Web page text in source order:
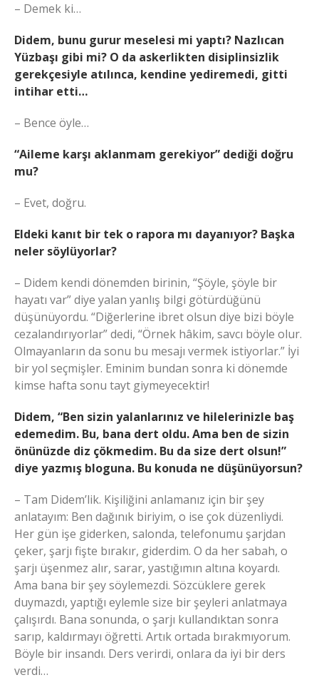
– Demek ki…
Didem, bunu gurur meselesi mi yaptı? Nazlıcan
Yüzbaşı gibi mi? O da askerlikten disiplinsizlik
gerekçesiyle atılınca, kendine yediremedi, gitti
intihar etti…
– Bence öyle…
“Aileme karşı aklanmam gerekiyor” dediği doğru
mu?
– Evet, doğru.
Eldeki kanıt bir tek o rapora mı dayanıyor? Başka
neler söylüyorlar?
– Didem kendi dönemden birinin, “Şöyle, şöyle bir
hayatı var” diye yalan yanlış bilgi götürdüğünü
düşünüyordu. “Diğerlerine ibret olsun diye bizi böyle
cezalandırıyorlar” dedi, “Örnek hâkim, savcı böyle olur.
Olmayanların da sonu bu mesajı vermek istiyorlar.” İyi
bir yol seçmişler. Eminim bundan sonra ki dönemde
kimse hafta sonu tayt giymeyecektir!
Didem, “Ben sizin yalanlarınız ve hilelerinizle baş
edemedim. Bu, bana dert oldu. Ama ben de sizin
önünüzde diz çökmedim. Bu da size dert olsun!”
diye yazmış bloguna. Bu konuda ne düşünüyorsun?
– Tam Didem’lik. Kişiliğini anlamanız için bir şey
anlatayım: Ben dağınık biriyim, o ise çok düzenliydi.
Her gün işe giderken, salonda, telefonumu şarjdan
çeker, şarjı fişte bırakır, giderdim. O da her sabah, o
şarjı üşenmez alır, sarar, yastığımın altına koyardı.
Ama bana bir şey söylemezdi. Sözcüklere gerek
duymazdı, yaptığı eylemle size bir şeyleri anlatmaya
çalışırdı. Bana sonunda, o şarjı kullandıktan sonra
sarıp, kaldırmayı öğretti. Artık ortada bırakmıyorum.
Böyle bir insandı. Ders verirdi, onlara da iyi bir ders
verdi…